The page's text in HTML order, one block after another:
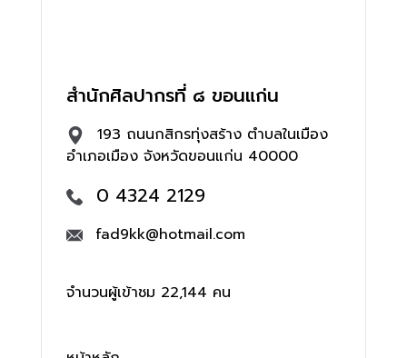
สำนักศิลปากรที่ ๘ ขอนแก่น
193 ถนนกสิกรทุ่งสร้าง ตำบลในเมือง
อำเภอเมือง จังหวัดขอนแก่น 40000
0 4324 2129
fad9kk@hotmail.com
จำนวนผู้เข้าชม 22,144 คน